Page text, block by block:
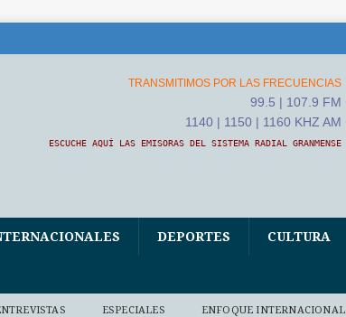
TRANSMITIMOS POR LAS FRECUENCIAS
99.5 | 107.9 FM
1140 | 1150 | 1160 KHZ AM
ESCUCHE AQUÍ LAS EMISORAS DEL SISTEMA RADIAL GRANMENSE
DEPORTES CULTURA
ESPECIALES ENFOQUE INTERNACIONAL